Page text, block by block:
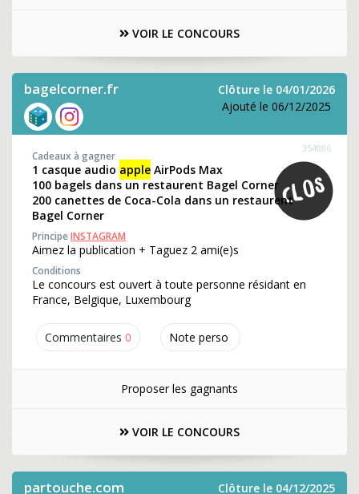
VOIR LE CONCOURS
bagelcorner.fr
Clôture le 04/01/2026
Ajouté le 06/12/2025
Commentaires 0 Note perso
354886
Cadeaux à gagner
1 casque audio apple AirPods Max
100 bagels dans un restaurent Bagel Corner
200 canettes de Coca-Cola dans un restaurent
Bagel Corner
PrincipeINSTAGRAM
Aimez la publication + Taguez 2 ami(e)s
Conditions
Le concours est ouvert à toute personne résidant en
France, Belgique, Luxembourg
Proposer les gagnants
VOIR LE CONCOURS
partouche.com Clôture le 04/12/2025